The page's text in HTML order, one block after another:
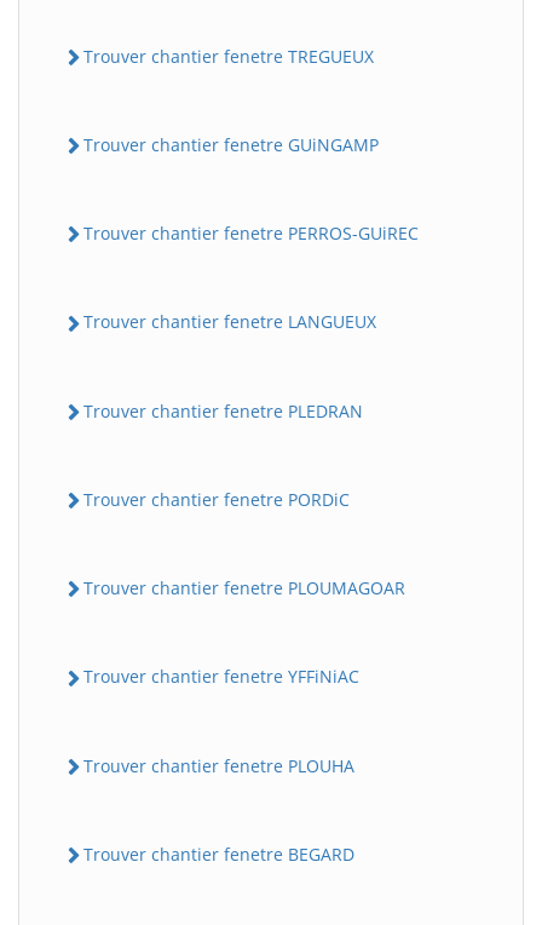
Trouver chantier fenetre TREGUEUX
Trouver chantier fenetre GUiNGAMP
Trouver chantier fenetre PERROS-GUiREC
Trouver chantier fenetre LANGUEUX
Trouver chantier fenetre PLEDRAN
Trouver chantier fenetre PORDiC
Trouver chantier fenetre PLOUMAGOAR
Trouver chantier fenetre YFFiNiAC
Trouver chantier fenetre PLOUHA
Trouver chantier fenetre BEGARD